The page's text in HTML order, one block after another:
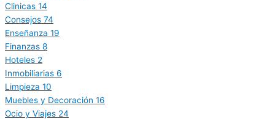
Clinicas 14
Consejos 74
Enseñanza 19
Finanzas 8
Hoteles 2
Inmobiliarias 6
Limpieza 10
Muebles y Decoración 16
Ocio y Viajes 24